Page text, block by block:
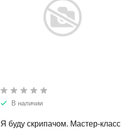
В наличии
Я буду скрипачом. Мастер-класс